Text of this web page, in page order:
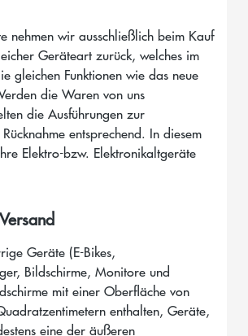
nehmen wir ausschließlich beim Kauf
Geräteart zurück, welches im
gleichen Funktionen wie das neue
die Waren von uns
die Ausführungen zur
entsprechend. In diesem
Elektro-bzw. Elektronikaltgeräte
Geräte (E-Bikes,
Bildschirme, Monitore und
mit einer Oberfläche von
enthalten, Geräte,
eine der äußeren